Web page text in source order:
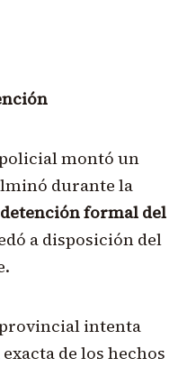
montó un
durante la
detención formal del
a disposición del
intenta
de los hechos